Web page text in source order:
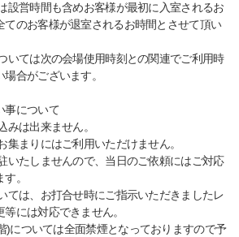
営時間も含めお客様が最初に入室されるお
てのお客様が退室されるお時間とさせて頂い
いては次の会場使用時刻との関連でご利用時
合がございます。
事について
は出来ません。
まりにはご利用いただけません。
いたしませんので、当日のご依頼にはご対応
。
は、お打合せ時にご指示いただきましたレ
には対応できません。
については全面禁煙となっておりますので予